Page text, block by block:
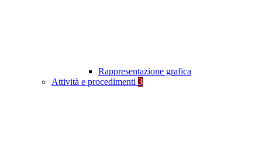
Rappresentazione grafica
Attività e procedimenti 3